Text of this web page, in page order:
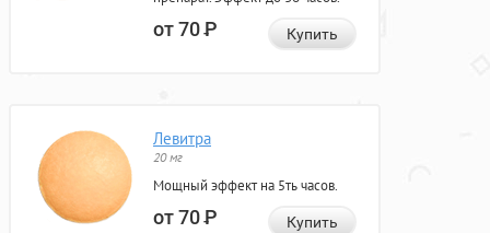
от 70Р Купить
Левитра
20 мг
Мощный эффект на 5ть часов.
от 70Р Купить